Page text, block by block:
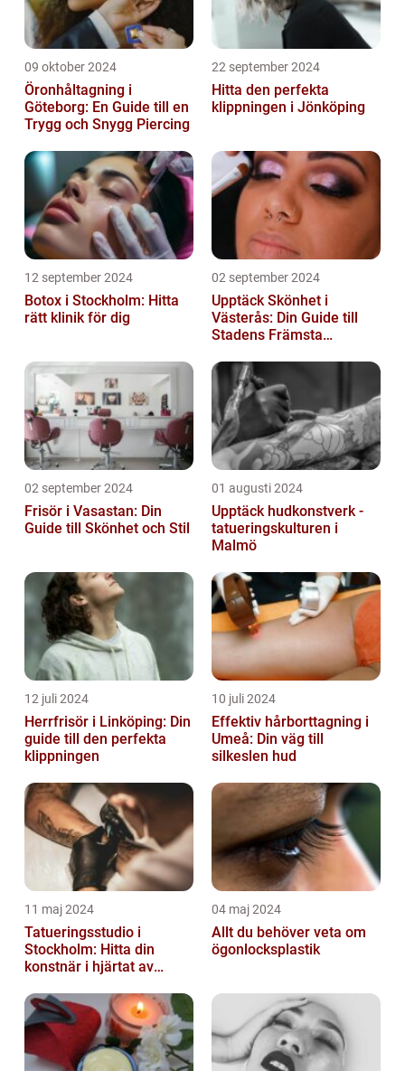
09 oktober 2024
Öronhåltagning i
Göteborg: En Guide till en
Trygg och Snygg Piercing
22 september 2024
Hitta den perfekta
klippningen i Jönköping
12 september 2024
Botox i Stockholm: Hitta
rätt klinik för dig
02 september 2024
Upptäck Skönhet i
Västerås: Din Guide till
Stadens Främsta
02 september 2024
Frisör i Vasastan: Din
Guide till Skönhet och Stil
01 augusti 2024
Upptäck hudkonstverk -
tatueringskulturen i
Malmö
12 juli 2024
Herrfrisör i Linköping: Din
guide till den perfekta
klippningen
10 juli 2024
Effektiv hårborttagning i
Umeå: Din väg till
silkeslen hud
11 maj 2024
Tatueringsstudio i
Stockholm: Hitta din
konstnär i hjärtat av
04 maj 2024
Allt du behöver veta om
ögonlocksplastik